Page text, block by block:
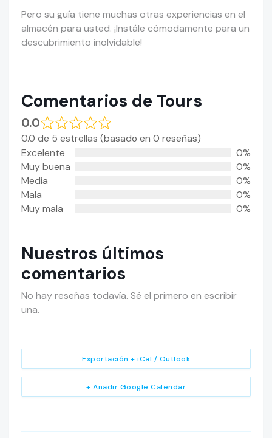
Pero su guía tiene muchas otras experiencias en el
almacén para usted. ¡Instále cómodamente para un
descubrimiento inolvidable!
Comentarios de Tours
0.0
0.0 de 5 estrellas (basado en 0 reseñas)
Excelente
0%
Muy buena
0%
Media
0%
Mala
0%
Muy mala
0%
Nuestros últimos
comentarios
No hay reseñas todavía. Sé el primero en escribir
una.
+ Añadir Google Calendar
Exportación + iCal / Outlook